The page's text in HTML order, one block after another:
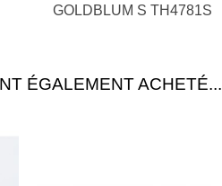
GOLDBLUM S TH4781S
ÉGALEMENT ACHETÉ...